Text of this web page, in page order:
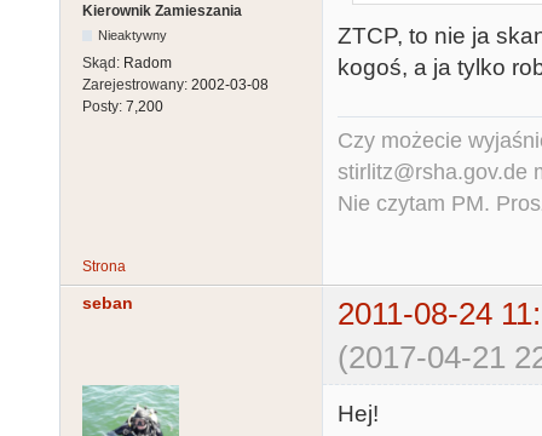
Kierownik Zamieszania
Nieaktywny
Skąd: Radom
Zarejestrowany: 2002-03-08
Posty: 7,200
ZTCP, to nie ja
kogoś, a ja tylko
Czy możecie
stirlitz@rsha.gov.de
Nie czytam PM.
Strona
seban
2011-08-24
(2017-04-21
Hej!